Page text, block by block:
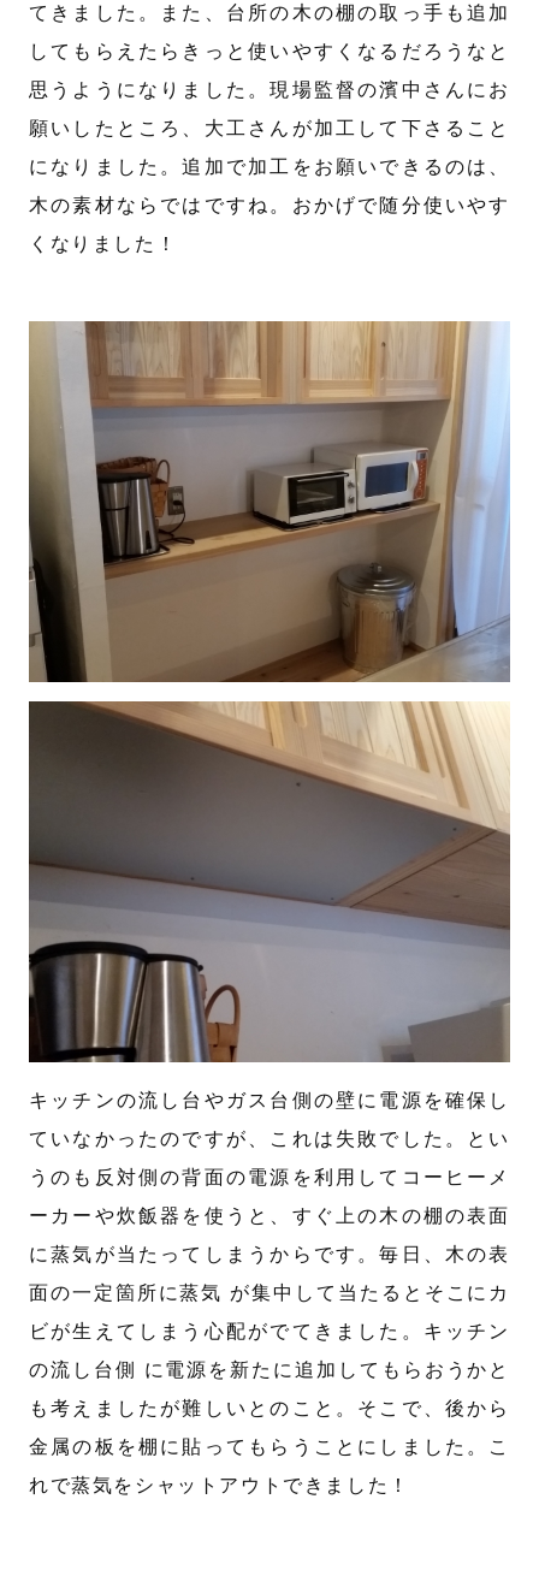
てきました。また、台所の木の棚の取っ手も追加
してもらえたらきっと使いやすくなるだろうなと
思うようになりました。現場監督の濱中さんにお
願いしたところ、大工さんが加工して下さること
になりました。追加で加工をお願いできるのは、
木の素材ならではですね。おかげで随分使いやす
くなりました！
キッチンの流し台やガス台側の壁に電源を確保し
ていなかったのですが、これは失敗でした。とい
うのも反対側の背面の電源を利用してコーヒーメ
ーカーや炊飯器を使うと、すぐ上の木の棚の表面
に蒸気が当たってしまうからです。毎日、木の表
面の一定箇所に蒸気 が集中して当たるとそこにカ
ビが生えてしまう心配がでてきました。キッチン
の流し台側 に電源を新たに追加してもらおうかと
も考えましたが難しいとのこと。そこで、後から
金属の板を棚に貼ってもらうことにしました。こ
れで蒸気をシャットアウトできました！